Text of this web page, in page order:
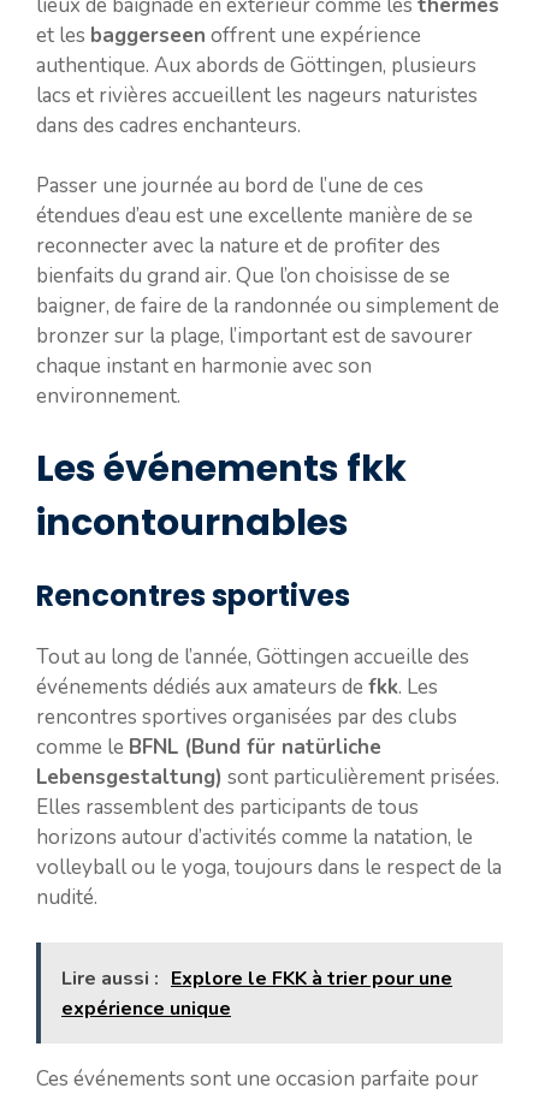
et les baggerseen offrent une expérience
authentique. Aux abords de Göttingen, plusieurs
lacs et rivières accueillent les nageurs naturistes
dans des cadres enchanteurs.
Passer une journée au bord de l’une de ces
étendues d’eau est une excellente manière de se
reconnecter avec la nature et de profiter des
bienfaits du grand air. Que l’on choisisse de se
baigner, de faire de la randonnée ou simplement de
bronzer sur la plage, l’important est de savourer
chaque instant en harmonie avec son
environnement.
Les événements fkk
incontournables
Rencontres sportives
Tout au long de l’année, Göttingen accueille des
événements dédiés aux amateurs de fkk. Les
rencontres sportives organisées par des clubs
comme le BFNL (Bund für natürliche
Lebensgestaltung) sont particulièrement prisées.
Elles rassemblent des participants de tous
horizons autour d’activités comme la natation, le
volleyball ou le yoga, toujours dans le respect de la
nudité.
Lire aussi : Explore le FKK à trier pour une
expérience unique
Ces événements sont une occasion parfaite pour